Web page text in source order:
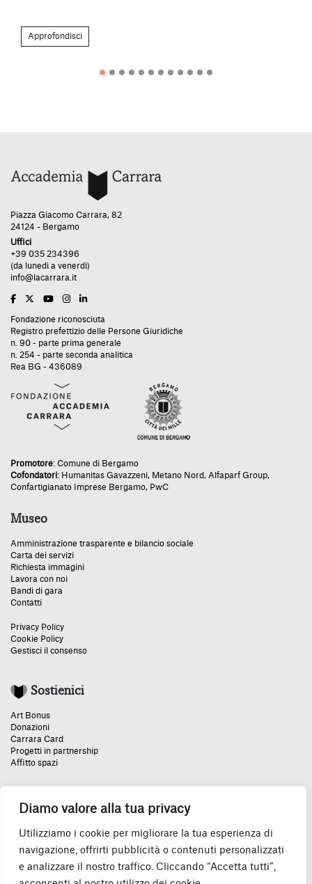
Diamo valore alla tua privacy
Utilizziamo i cookie per migliorare la tua esperienza di
navigazione, offrirti pubblicità o contenuti personalizzati
e analizzare il nostro traffico. Cliccando “Accetta tutti”,
Approfondisci
Piazza Giacomo Carrara, 82
24124 - Bergamo
Uffici
+39 035 234396
(da lunedì a venerdì)
info@lacarrara.it
Fondazione riconosciuta
Registro prefettizio delle Persone Giuridiche
n. 90 - parte prima generale
n. 254 - parte seconda analitica
Rea BG - 436089
Promotore: Comune di Bergamo
Cofondatori: Humanitas Gavazzeni, Metano Nord, Alfaparf Group,
Confartigianato Imprese Bergamo, PwC
Museo
Amministrazione trasparente e bilancio sociale
Carta dei servizi
Richiesta immagini
Lavora con noi
Bandi di gara
Contatti
Privacy Policy
Cookie Policy
Gestisci il consenso
Sostienici
Art Bonus
Donazioni
Carrara Card
Progetti in partnership
Affitto spazi
Un grazie speciale: